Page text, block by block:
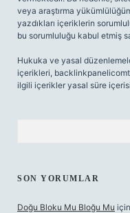
veya araştırma
yazdıkları içeriklerin
bu sorumluluğu kabul etmiş
Hukuka ve yasal
içerikleri,
ilgili içerikler yasal süre
SON YORUMLAR
Doğu Bloku Mu Bloğu Mu için